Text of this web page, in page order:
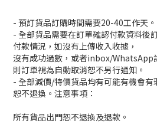
- 預訂貨品訂購時間需要20-40工作天。
- 全部貨品需要在訂單確認付款資料後
付款情況，如沒有上傳收入收據，
沒有成功過數，或者inbox/WhatsApp
則訂單視為自動取消恕不另行通知。
- 全部減價/特價貨品均有可能有機會有
恕不退換。注意事項：
所有貨品出門恕不退換及退款。